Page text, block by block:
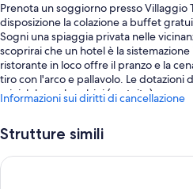
Prenota un soggiorno presso Villaggio
disposizione la colazione a buffet
Sogni una spiaggia privata nelle
scoprirai che un hotel è la
ristorante in loco offre il pranzo e la
tiro con l'arco e pallavolo. Le dotazioni
miniclub per bambini (gratuito).
Una piscina all'aperto
Informazioni sui diritti di cancellazione
Strutture simili
Best Western Grand Hotel